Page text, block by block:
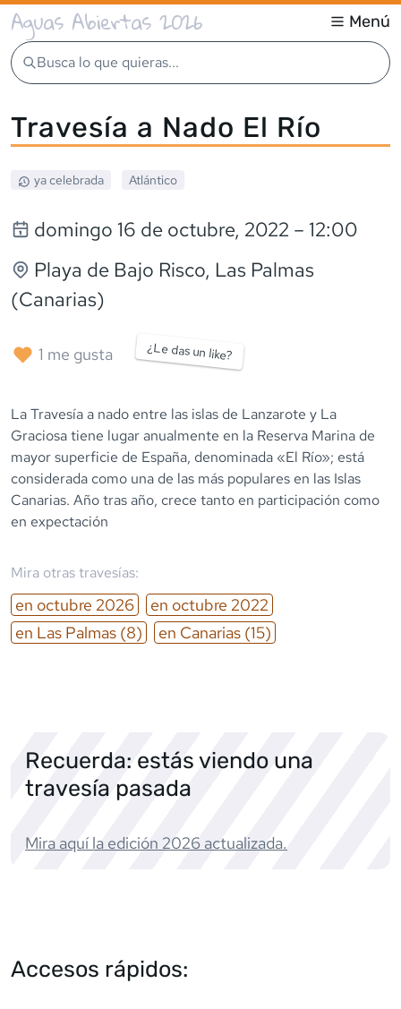
Aguas Abiertas 2026 Menú
Busca lo que quieras...
Travesía a Nado El Río
ya celebrada Atlántico
domingo 16 de octubre, 2022 – 12:00
Playa de Bajo Risco, Las Palmas
(Canarias)
1 me gusta ¿Le das un like?
La Travesía a nado entre las islas de Lanzarote y La
Graciosa tiene lugar anualmente en la Reserva Marina de
mayor superficie de España, denominada «El Río»; está
considerada como una de las más populares en las Islas
Canarias. Año tras año, crece tanto en participación como
en expectación
Mira otras travesías:
en octubre 2026 en octubre 2022
en Las Palmas (8) en Canarias (15)
Recuerda: estás viendo una
travesía pasada
Mira aquí la edición 2026 actualizada.
Accesos rápidos: